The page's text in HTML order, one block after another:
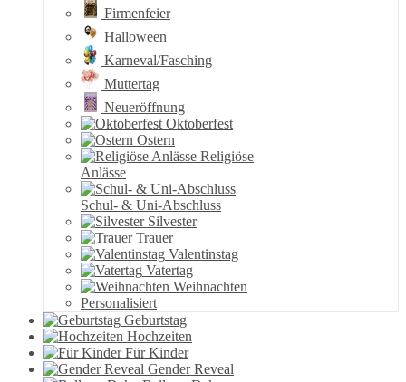
Firmenfeier
Halloween
Karneval/Fasching
Muttertag
Neueröffnung
Oktoberfest
Ostern
Religiöse
Anlässe
Schul- & Uni-Abschluss
Silvester
Trauer
Valentinstag
Vatertag
Weihnachten
Personalisiert
Geburtstag
Hochzeiten
Für Kinder
Gender Reveal